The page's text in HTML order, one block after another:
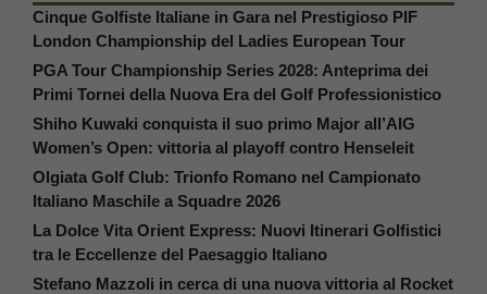
Cinque Golfiste Italiane in Gara nel Prestigioso PIF
London Championship del Ladies European Tour
PGA Tour Championship Series 2028: Anteprima dei
Primi Tornei della Nuova Era del Golf Professionistico
Shiho Kuwaki conquista il suo primo Major all’AIG
Women’s Open: vittoria al playoff contro Henseleit
Olgiata Golf Club: Trionfo Romano nel Campionato
Italiano Maschile a Squadre 2026
La Dolce Vita Orient Express: Nuovi Itinerari Golfistici
tra le Eccellenze del Paesaggio Italiano
Stefano Mazzoli in cerca di una nuova vittoria al Rocket